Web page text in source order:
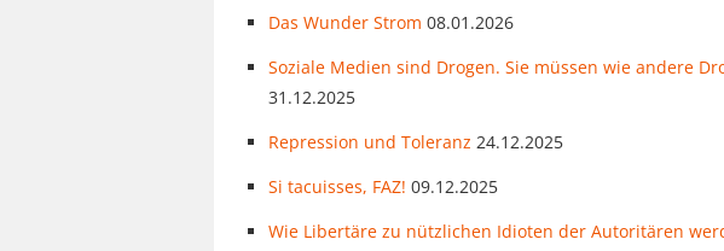
Das Wunder Strom 08.01.2026
Soziale Medien sind Drogen. Sie müssen wie andere
31.12.2025
Repression und Toleranz 24.12.2025
Si tacuisses, FAZ! 09.12.2025
Wie Libertäre zu nützlichen Idioten der Autoritären